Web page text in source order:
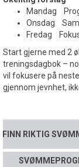
Mandag
Onsdag
Fredag
Start gjerne med 2
treningsdagbok –
vil fokusere på
gjennom jevnhet,
FINN RIKTIG